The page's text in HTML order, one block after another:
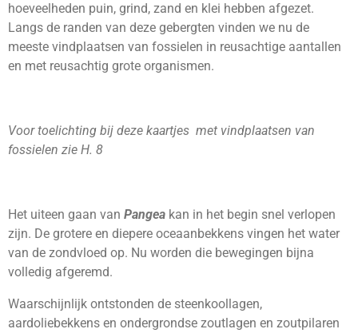
hoeveelheden puin, grind, zand en klei hebben afgezet.
Langs de randen van deze gebergten vinden we nu de
meeste vindplaatsen van fossielen in reusachtige aantallen
en met reusachtig grote organismen.
Voor toelichting bij deze kaartjes met vindplaatsen van
fossielen zie H. 8
Het uiteen gaan van Pangea kan in het begin snel verlopen
zijn. De grotere en diepere oceaanbekkens vingen het water
van de zondvloed op. Nu worden die bewegingen bijna
volledig afgeremd.
Waarschijnlijk ontstonden de steenkoollagen,
aardoliebekkens en ondergrondse zoutlagen en zoutpilaren